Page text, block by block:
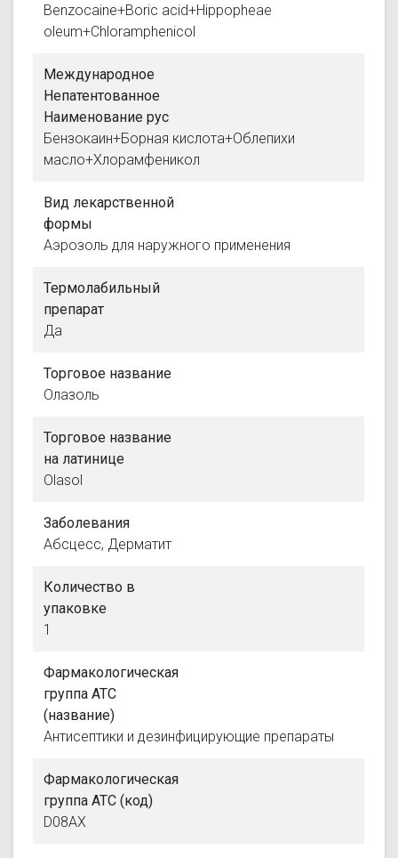
Benzocaine+Boric acid+Hippopheae
oleum+Chloramphenicol
Международное
Непатентованное
Наименование рус
Бензокаин+Борная кислота+Облепихи
масло+Хлорамфеникол
Вид лекарственной
формы
Аэрозоль для наружного применения
Термолабильный
препарат
Да
Торговое название
Олазоль
Торговое название
на латинице
Olasol
Заболевания
Абсцесс, Дерматит
Количество в
упаковке
1
Фармакологическая
группа АТС
(название)
Антисептики и дезинфицирующие препараты
Фармакологическая
группа АТС (код)
D08AX